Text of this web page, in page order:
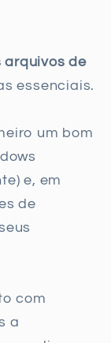
arquivos de
essenciais.
um bom
e, em
de
com
a